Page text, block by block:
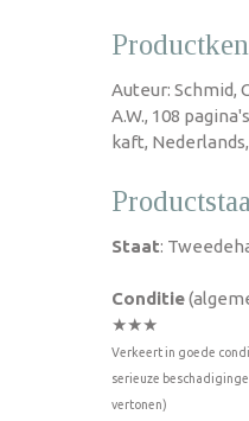
Auteur: Schmid,
A.W., 108
kaft,
Staat:
Conditie
★★★
Verkeert in goede
serieuze
vertonen)